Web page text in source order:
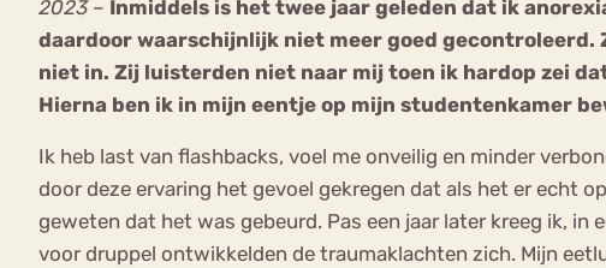
2023– Inmiddels is het twee jaar geleden dat ik
daardoor waarschijnlijk niet meer goed
niet in. Zij luisterden niet naar mij toen ik hardop zei
Hierna ben ik in mijn eentje op mijn studentenkamer
Ik heb last van flashbacks, voel me onveilig en minder
door deze ervaring het gevoel gekregen dat als het er echt
geweten dat het was gebeurd. Pas een jaar later kreeg ik,
voor druppel ontwikkelden de traumaklachten zich. Mijn
Orthorexia
Afvallen Angst